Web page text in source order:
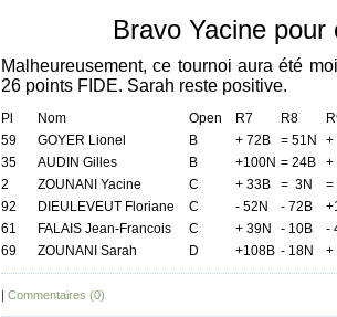
Bravo Yacine pour
Malheureusement, ce tournoi aura été
26 points FIDE. Sarah reste positive.
Pl Nom Open R7 R8
59
GOYER Lionel B + 72B = 51N +
35
AUDIN Gilles B +100N = 24B +
2
ZOUNANI Yacine C + 33B = 3N =
92
DIEULEVEUT Floriane C - 52N - 72B
61
FALAIS Jean-Francois C + 39N - 10B -
69
ZOUNANI Sarah D +108B - 18N +
| Commentaires (0)